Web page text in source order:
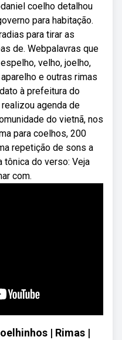
coelho detalhou
para habitação.
para tirar as
de. Webpalavras que
velho, joelho,
e outras rimas
à prefeitura do
agenda de
do vietnã, nos
para coelhos, 200
repetição de sons a
tônica do verso: Veja
com.
| Rimas |